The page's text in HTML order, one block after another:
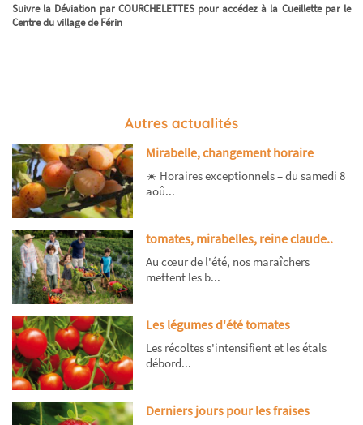
Suivre la Déviation par COURCHELETTES pour accédez à la Cueillette par le
Centre du village de Férin
Autres actualités
Mirabelle, changement horaire
☀️ Horaires exceptionnels – du samedi 8
aoû...
tomates, mirabelles, reine claude..
Au cœur de l'été, nos maraîchers
mettent les b...
Les légumes d'été tomates
Les récoltes s'intensifient et les étals
débord...
Derniers jours pour les fraises